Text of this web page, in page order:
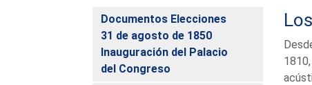
Documentos Elecciones
31 de agosto de 1850
Inauguración del Palacio
del Congreso